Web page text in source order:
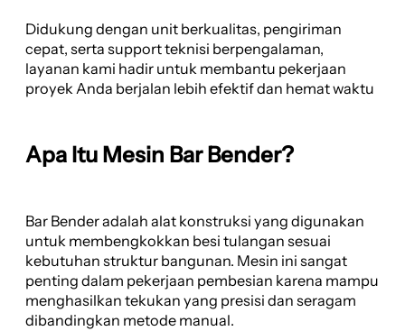
Didukung dengan unit berkualitas, pengiriman
cepat, serta support teknisi berpengalaman,
layanan kami hadir untuk membantu pekerjaan
proyek Anda berjalan lebih efektif dan hemat waktu
Apa Itu Mesin Bar Bender?
Bar Bender adalah alat konstruksi yang digunakan
untuk membengkokkan besi tulangan sesuai
kebutuhan struktur bangunan. Mesin ini sangat
penting dalam pekerjaan pembesian karena mampu
menghasilkan tekukan yang presisi dan seragam
dibandingkan metode manual.